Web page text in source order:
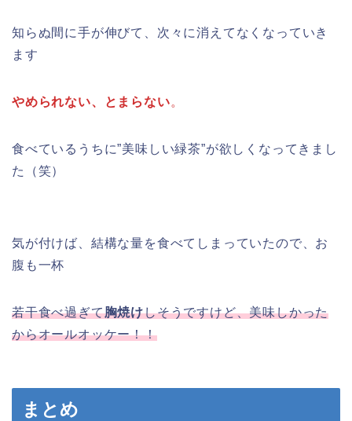
知らぬ間に手が伸びて、次々に消えてなくなっていき
ます
やめられない、とまらない。
食べているうちに”美味しい緑茶”が欲しくなってきまし
た（笑）
気が付けば、結構な量を食べてしまっていたので、お
腹も一杯
若干食べ過ぎて胸焼けしそうですけど、美味しかった
からオールオッケー！！
まとめ